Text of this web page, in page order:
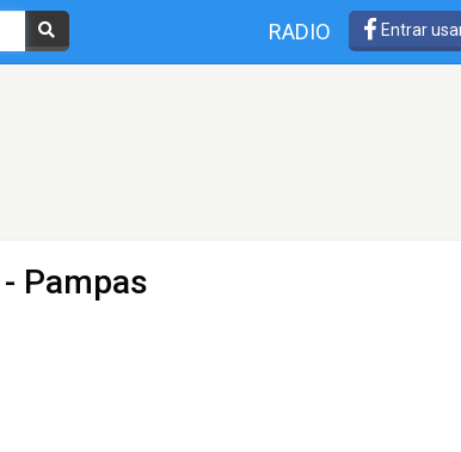
RADIO Entrar
Pampas